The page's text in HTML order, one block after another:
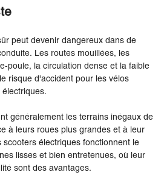
peut devenir dangereux dans de
Les routes mouillées, les
poule, la circulation dense et la faible
risque d'accident pour les vélos
généralement les terrains inégaux de
à leurs roues plus grandes et à leur
scooters électriques fonctionnent le
lisses et bien entretenues, où leur
sont des avantages.